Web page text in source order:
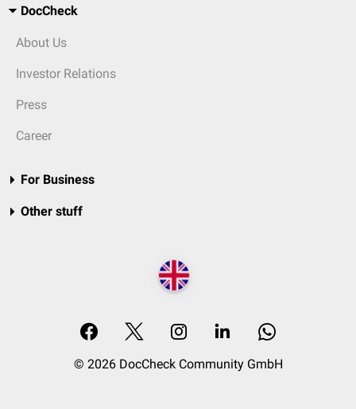
DocCheck
About Us
Investor Relations
Press
Career
For Business
Other stuff
© 2026 DocCheck Community GmbH